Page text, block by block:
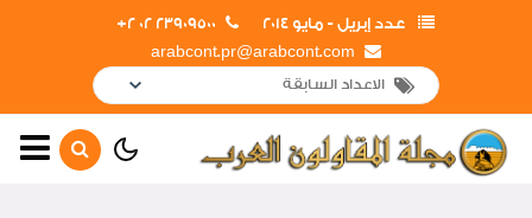
عدد إبريل - مايو 2014
23909500 02 2+
arabcont.pr@arabcont.com